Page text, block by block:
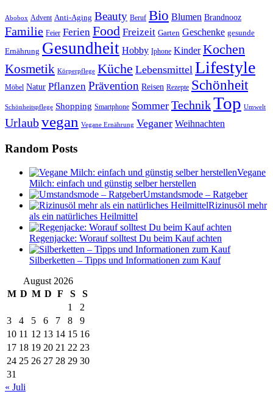
Abobox Advent Anti-Aging Beauty Beruf Bio Blumen Brandnooz
Familie Feier Ferien Food Freizeit Garten Geschenke gesunde
Ernährung Gesundheit Hobby Iphone Kinder Kochen
Kosmetik Körperpflege Küche Lebensmittel Lifestyle
Möbel Natur Pflanzen Prävention Reisen Rezepte Schönheit
Schönheitspflege Shopping Smartphone Sommer TechnikTop Umwelt
Urlaubvegan Vegane Ernährung Veganer Weihnachten
Random Posts
Vegane
Milch: einfach und günstig selber herstellen
Umstandsmode – Ratgeber
Rizinusöl mehr
als ein natürliches Heilmittel
Regenjacke: Worauf solltest Du beim Kauf achten
Silberketten – Tipps und Informationen zum Kauf
August 2026
M D M D F S
S
1
2
3
4 5 6 7 8
9
10 11 12 13 14 15 16
17 18 19 20 21 22 23
24 25 26 27 28 29 30
31
« Juli